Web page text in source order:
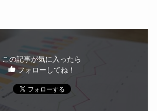
この記事が気に入ったら
フォローしてね！